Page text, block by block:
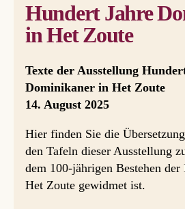
Hundert Jahre
in Het Zoute
Texte der Ausstellung
Dominikaner in Het Zoute
14. August 2025
Hier finden Sie die
den Tafeln dieser Ausstellung
dem 100-jährigen Bestehen
Het Zoute gewidmet ist.